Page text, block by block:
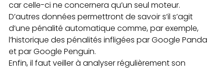
car celle-ci ne concernera qu’un seul moteur.
D’autres données permettront de savoir s’il s’agit
d’une pénalité automatique comme, par exemple,
l’historique des pénalités infligées par Google Panda
et par Google Penguin.
Enfin, il faut veiller à analyser régulièrement son